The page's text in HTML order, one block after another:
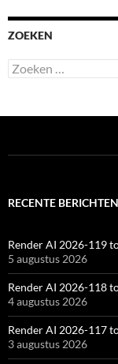
ZOEKEN
Zoeken
naar:
RECENTE BERICHTEN
Render AI 2026-119
5 augustus 2026
Render AI 2026-118
4 augustus 2026
Render AI 2026-117
3 augustus 2026